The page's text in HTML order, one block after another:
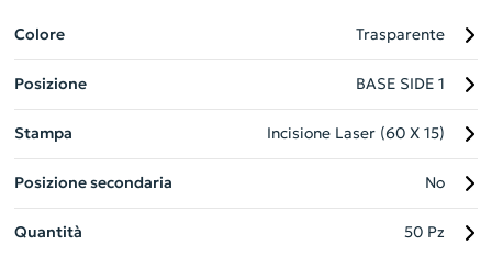
una scatola regalo elegante, le sfere colorate Rosso (26°), Blu
(24°), Arancione (22°), Verde (20°), Viola (18°) si distinguono
splendidamente. Un gadget aziendale sofisticato che unisce
arte e scienza.
Colore Trasparente
Posizione BASE SIDE 1
Stampa Incisione Laser (60 X 15)
Posizione secondaria No
Quantità 50 Pz